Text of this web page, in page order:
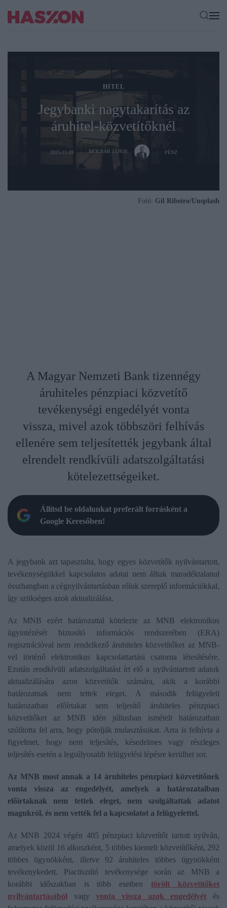
HITEL
Jegybanki nagytakarítás az
áruhitel-közvetítőknél
2025-11-28 MOLNÁR JÁNOS PÉNZ
Fotó: Gil Ribeiro/Unsplash
A Magyar Nemzeti Bank tizennégy
áruhiteles pénzpiaci közvetítő
tevékenységi engedélyét vonta
vissza, mivel azok többszöri felhívás
ellenére sem teljesítették jegybank által
elrendelt rendkívüli adatszolgáltatási
kötelezettségeiket.
Állítsd be oldalunkat preferált forrásként a
Google Keresőben!
A jegybank azt tapasztalta, hogy egyes közvetítők nyilvántartott,
tevékenységükkel kapcsolatos adatai nem álltak maradéktalanul
összhangban a cégnyilvántartásban róluk szereplő információkkal,
így szükséges azok aktualizálása.
Az MNB ezért határozattal kötelezte az MNB elektronikus
ügyintézését biztosító információs rendszerében (ERA)
regisztrációval nem rendelkező áruhiteles közvetítőket az MNB-
vel történő elektronikus kapcsolattartási csatorna létesítésére.
Ezután rendkívüli adatszolgáltatást írt elő a nyilvántartott adatok
aktualizálására azon közvetítők számára, akik a korábbi
határozatnak nem tettek eleget. A második felügyeleti
határozatban előírtakat sem teljesítő áruhiteles pénzpiaci
közvetítőket az MNB idén júliusban ismételt határozatban
szólította fel arra, hogy pótolják mulasztásukat. Arra is felhívta a
figyelmet, hogy nem teljesítés, késedelmes vagy részleges
teljesítés esetén a legsúlyosabb felügyelési lépésre kerülhet sor.
Az MNB most annak a 14 áruhiteles pénzpiaci közvetítőnek
vonta vissza az engedélyét, amelyek a határozataiban
előírtaknak nem tettek eleget, nem szolgáltattak adatot
magukról, és nem vették fel a kapcsolatot a felügyelettel.
Az MNB 2024 végén 405 pénzpiaci közvetítőt tartott nyilván,
amelyek közül 16 alkuszként, 5 többes kiemelt közvetítőként, 292
többes ügynökként, illetve 92 áruhiteles többes ügynökként
tevékenykedett. Piactisztító tevékenysége során az MNB a
korábbi időszakban is több esetben törölt közvetítőket
nyilvántartásából vagyvonta vissza azok engedélyét és